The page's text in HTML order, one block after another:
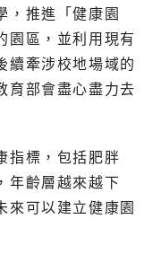
，推進「健康園
園區，並利用現有
續牽涉校地場域的
育部會盡心盡力去
指標，包括肥胖
年齡層越來越下
來可以建立健康園